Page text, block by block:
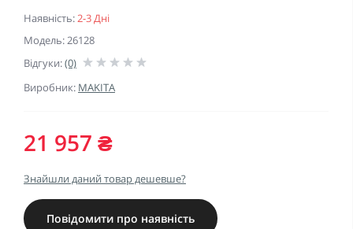
Наявність:2-3 Дні
Модель: 26128
Відгуки:(0)
Виробник: MAKITA
21 957 ₴
Знайшли даний товар дешевше?
Повідомити про наявність